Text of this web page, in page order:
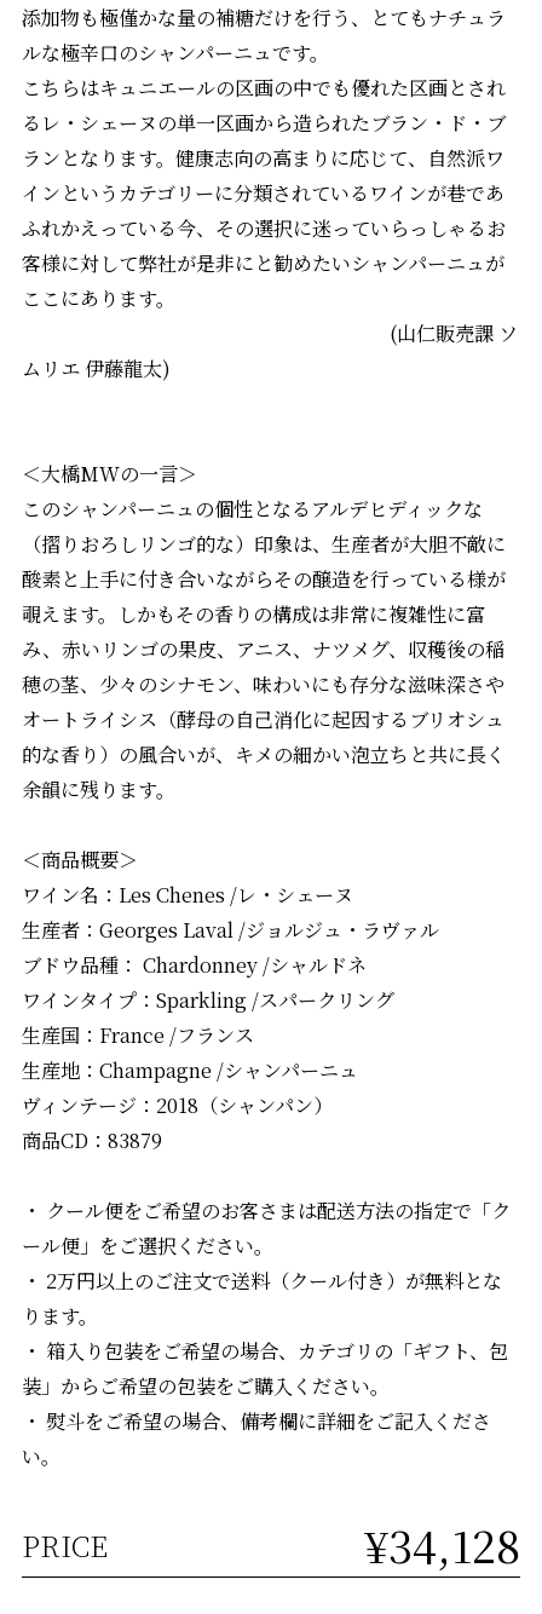
添加物も極僅かな量の補糖だけを行う、とてもナチュラ
ルな極辛口のシャンパーニュです。
こちらはキュニエールの区画の中でも優れた区画とされ
るレ・シェーヌの単一区画から造られたブラン・ド・ブ
ランとなります。健康志向の高まりに応じて、自然派ワ
インというカテゴリーに分類されているワインが巷であ
ふれかえっている今、その選択に迷っていらっしゃるお
客様に対して弊社が是非にと勧めたいシャンパーニュが
ここにあります。
(山仁販売課 ソ
ムリエ 伊藤龍太)
＜大橋MWの一言＞
このシャンパーニュの個性となるアルデヒディックな
（摺りおろしリンゴ的な）印象は、生産者が大胆不敵に
酸素と上手に付き合いながらその醸造を行っている様が
覗えます。しかもその香りの構成は非常に複雑性に富
み、赤いリンゴの果皮、アニス、ナツメグ、収穫後の稲
穂の茎、少々のシナモン、味わいにも存分な滋味深さや
オートライシス（酵母の自己消化に起因するブリオシュ
的な香り）の風合いが、キメの細かい泡立ちと共に長く
余韻に残ります。
＜商品概要＞
ワイン名：Les Chenes /レ・シェーヌ
生産者：Georges Laval /ジョルジュ・ラヴァル
ブドウ品種： Chardonney /シャルドネ
ワインタイプ：Sparkling /スパークリング
生産国：France /フランス
生産地：Champagne /シャンパーニュ
ヴィンテージ：2018（シャンパン）
商品CD：83879
・ クール便をご希望のお客さまは配送方法の指定で「ク
ール便」をご選択ください。
・ 2万円以上のご注文で送料（クール付き）が無料とな
ります。
・ 箱入り包装をご希望の場合、カテゴリの「ギフト、包
装」からご希望の包装をご購入ください。
・ 熨斗をご希望の場合、備考欄に詳細をご記入くださ
い。
PRICE ¥34,128